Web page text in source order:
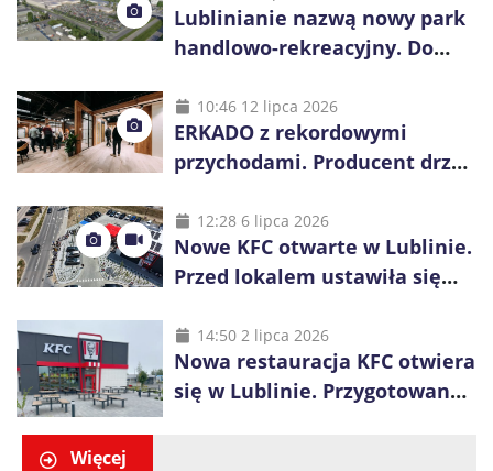
Lublinianie nazwą nowy park
handlowo-rekreacyjny. Do
10:46 12 lipca 2026
ERKADO z rekordowymi
przychodami. Producent drzwi
inwestycje
12:28 6 lipca 2026
Nowe KFC otwarte w Lublinie.
Przed lokalem ustawiła się
14:50 2 lipca 2026
Nowa restauracja KFC otwiera
się w Lublinie. Przygotowano
Więcej